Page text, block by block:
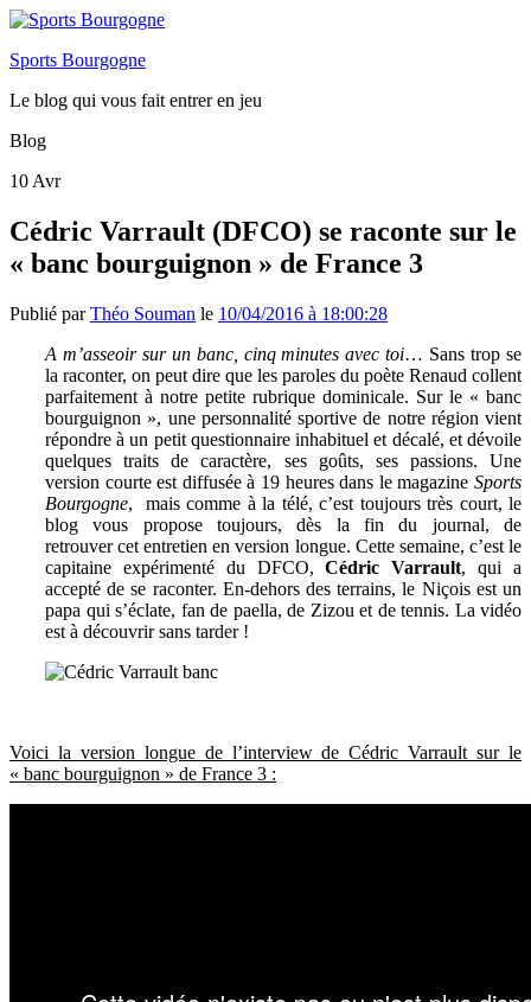
Sports Bourgogne
Le blog qui vous fait entrer en jeu
Blog
10 Avr
Cédric Varrault (DFCO) se raconte sur le
« banc bourguignon » de France 3
Publié parThéo Souman le 10/04/2016 à 18:00:28
A m’asseoir sur un banc, cinq minutes avec toi… Sans trop se
la raconter, on peut dire que les paroles du poète Renaud collent
parfaitement à notre petite rubrique dominicale. Sur le « banc
bourguignon », une personnalité sportive de notre région vient
répondre à un petit questionnaire inhabituel et décalé, et dévoile
quelques traits de caractère, ses goûts, ses passions. Une
version courte est diffusée à 19 heures dans le magazine Sports
Bourgogne,
mais comme à la télé, c’est toujours très court, le
blogvous propose toujours, dès la fin du journal, de
retrouver cet entretien en version longue. Cette semaine, c’est le
capitaine expérimenté du DFCO,Cédric Varrault, qui a
accepté de se raconter. En-dehors des terrains, le Niçois est un
papa qui s’éclate, fan de paella, de Zizou et de tennis. La vidéo
est à découvrir sans tarder !
Voici la version longue de l’interview de Cédric Varrault sur le
« banc bourguignon » de France 3 :